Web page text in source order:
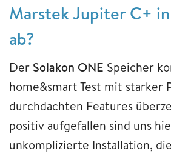
Marstek Jupiter C+
ab?
Der Solakon ONE Speicher
home&smart Test mit starker
durchdachten Features
positiv aufgefallen sind uns
unkomplizierte Installation,